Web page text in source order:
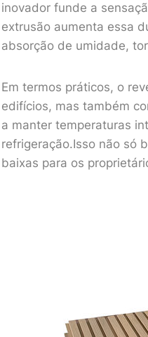
inovador funde a
extrusão aumenta essa
absorção de umidade,
Em termos práticos, o
edifícios, mas também
a manter temperaturas
refrigeração.Isso não só
baixas para os